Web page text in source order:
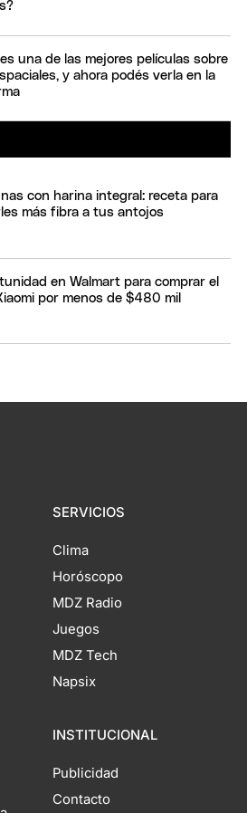
una de las mejores películas sobre
y ahora podés verla en la
con harina integral: receta para
más fibra a tus antojos
en Walmart para comprar el
por menos de $480 mil
SERVICIOS
Clima
Horóscopo
MDZ Radio
Juegos
MDZ Tech
Napsix
INSTITUCIONAL
Publicidad
Contacto